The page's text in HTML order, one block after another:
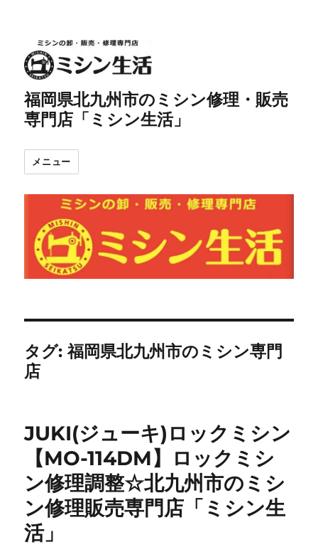
福岡県北九州市のミシン修理・販売
専門店「ミシン生活」
メニュー
タグ:福岡県北九州市のミシン専門
店
JUKI(ジューキ)ロックミシン
【MO-114DM】ロックミシ
ン修理調整☆北九州市のミシ
ン修理販売専門店「ミシン生
活」